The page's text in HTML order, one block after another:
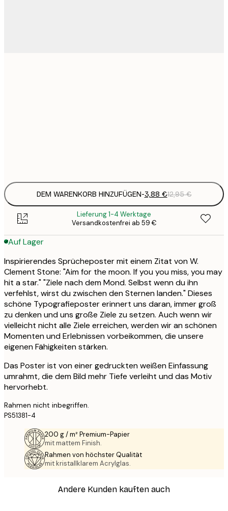
DEM WARENKORB HINZUFÜGEN-3,88 €12,95 €
Lieferung 1-4 Werktage
Versandkostenfrei ab 59 €
Auf Lager
Inspirierendes Sprücheposter mit einem Zitat von W.
Clement Stone: "Aim for the moon. If you you miss, you may
hit a star." "Ziele nach dem Mond. Selbst wenn du ihn
verfehlst, wirst du zwischen den Sternen landen." Dieses
schöne Typografieposter erinnert uns daran, immer groß
zu denken und uns große Ziele zu setzen. Auch wenn wir
vielleicht nicht alle Ziele erreichen, werden wir an schönen
Momenten und Erlebnissen vorbeikommen, die unsere
eigenen Fähigkeiten stärken.
Das Poster ist von einer gedruckten weißen Einfassung
umrahmt, die dem Bild mehr Tiefe verleiht und das Motiv
hervorhebt.
Rahmen nicht inbegriffen.
PS51381-4
200 g / m² Premium-Papier
mit mattem Finish.
Rahmen von höchster Qualität
mit kristallklarem Acrylglas.
Andere Kunden kauften auch